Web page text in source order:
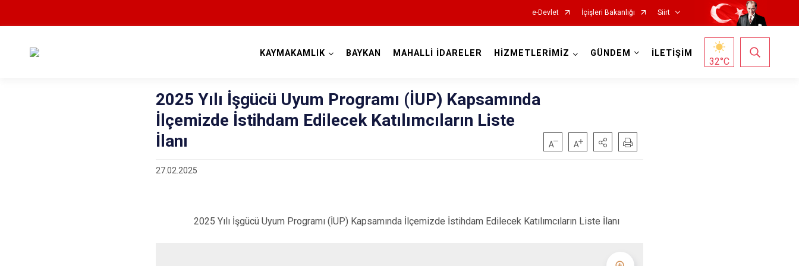
e-Devlet İçişleri Bakanlığı Siirt
Baykan
KAYMAKAMLIK BAYKAN MAHALLİ İDARELER HİZMETLERİMİZ GÜNDEM İLETİŞİM
32°C
2025 Yılı İşgücü Uyum Programı (İUP) Kapsamında
İlçemizde İstihdam Edilecek Katılımcıların Liste
İlanı
27.02.2025
2025 Yılı İşgücü Uyum Programı (İUP) Kapsamında İlçemizde İstihdam Edilecek Katılımcıların Liste İlanı